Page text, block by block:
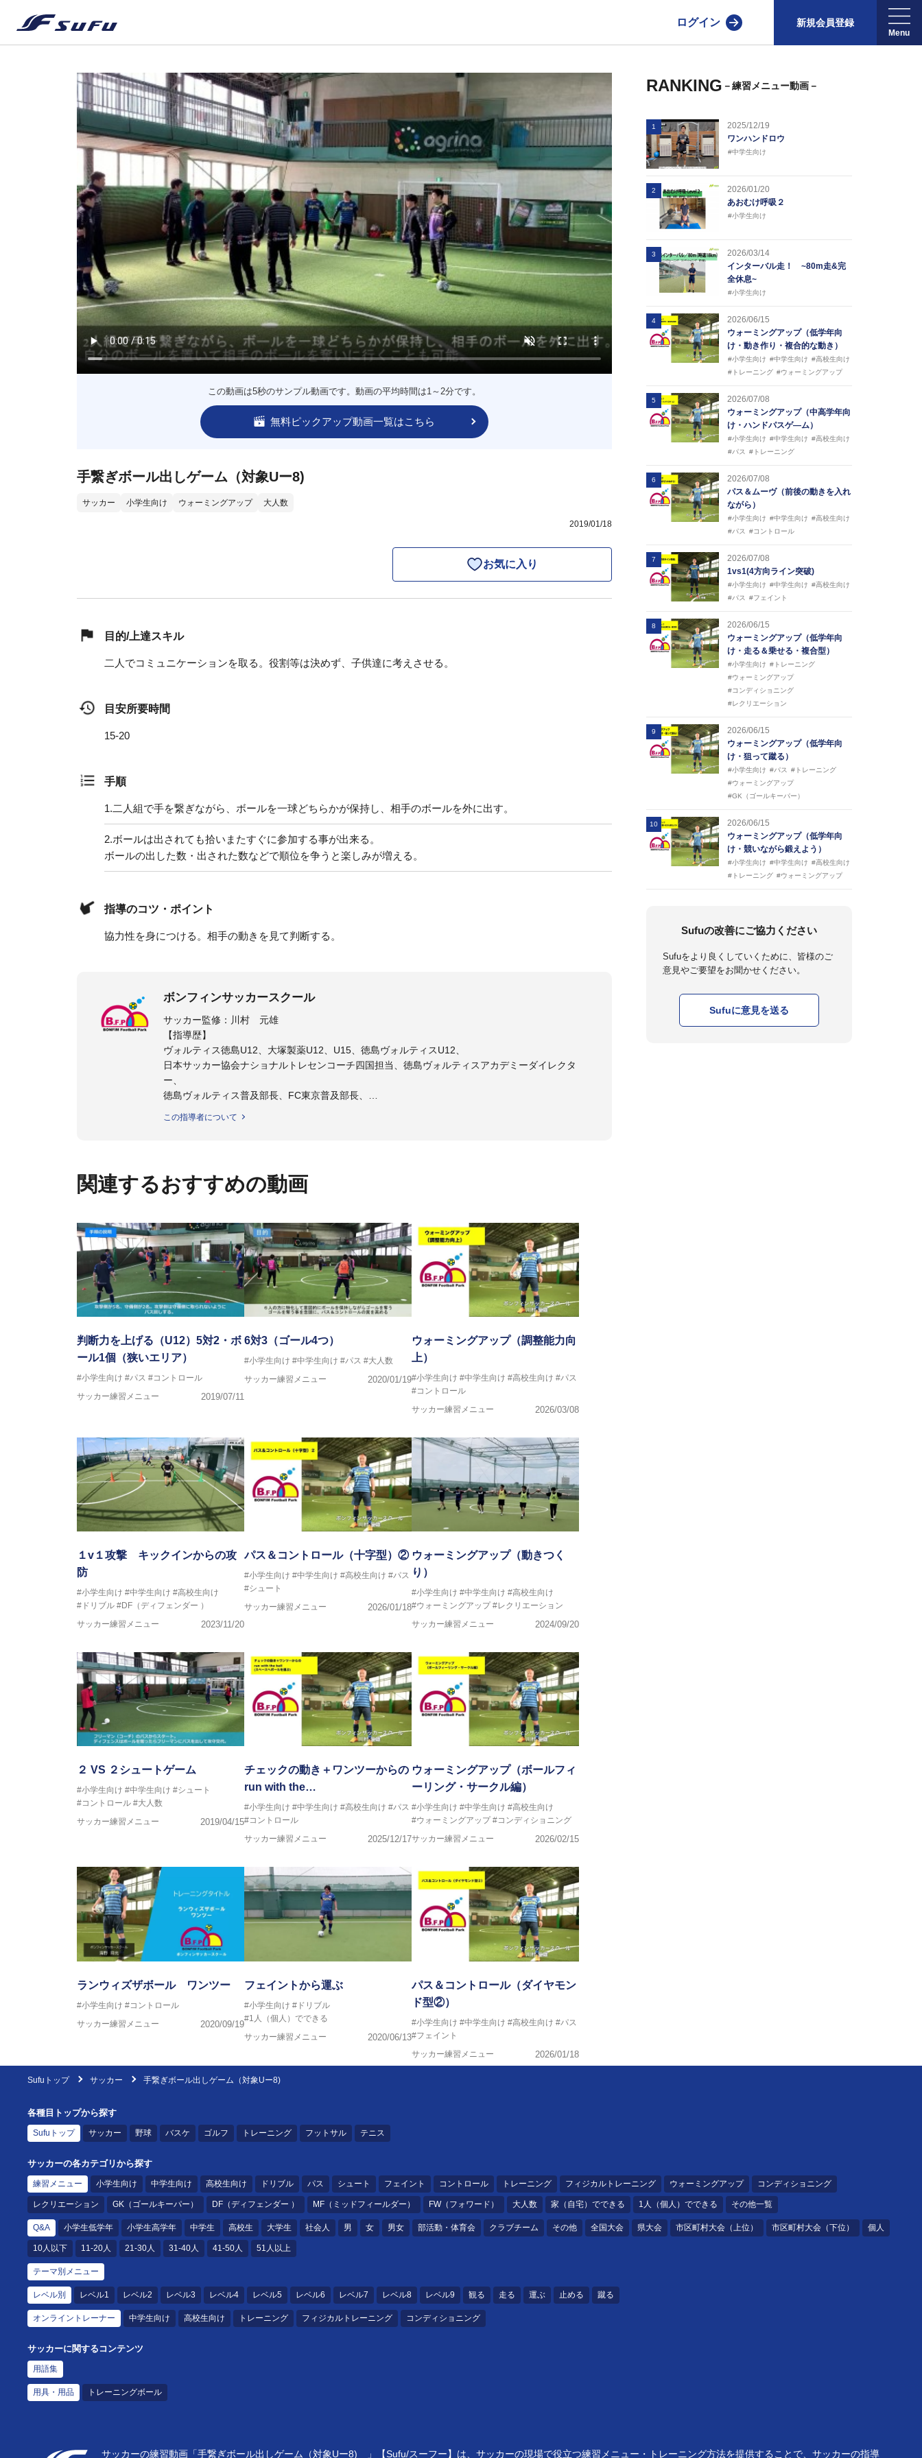
ログイン 新規会員登録
この動画は5秒のサンプル動画です。動画の平均時間は1～2分です。
無料ピックアップ動画一覧はこちら
手繋ぎボール出しゲーム（対象Uー8)
サッカー 小学生向け ウォーミングアップ 大人数
2019/01/18
お気に入り
目的/上達スキル
二人でコミュニケーションを取る。役割等は決めず、子供達に考えさせる。
目安所要時間
15-20
手順
1.二人組で手を繋ぎながら、ボールを一球どちらかが保持し、相手のボールを外に出す。
2.ボールは出されても拾いまたすぐに参加する事が出来る。
ボールの出した数・出された数などで順位を争うと楽しみが増える。
指導のコツ・ポイント
協力性を身につける。相手の動きを見て判断する。
ボンフィンサッカースクール
サッカー監修：川村 元雄
【指導歴】
ヴォルティス徳島U12、大塚製薬U12、U15、徳島ヴォルティスU12、
日本サッカー協会ナショナルトレセンコーチ四国担当、徳島ヴォルティスアカデミーダイレクタ
ー、
徳島ヴォルティス普及部長、FC東京普及部長、
フットサル監修：小西 鉄平
日本サッカー協会フットサルインストラクター、AFC（アジアサッカー連盟）フットサルインスト
ラクター
【資格】
JFA公認A級コーチジェネラルライセンス・JFA公認フットサルB級コーチライセンス
横山 哲久
ASV ペスカドーラ町田 監督、FC VIGORE 監督
【資格】
日本サッカー協会公認B級ライセンス・日本サッカー協会公認フットサルB級ライセンス
※全コーチボンフィンサッカースクール所属
この指導者について
関連するおすすめの動画
判断力を上げる（U12）5対2・ボ
ール1個（狭いエリア）
#小学生向け #パス #コントロール
サッカー練習メニュー
2019/07/11
6対3（ゴール4つ）
#小学生向け #中学生向け #パス #大人数
サッカー練習メニュー
2020/01/19
ウォーミングアップ（調整能力向
上）
#小学生向け #中学生向け #高校生向け #パス
#コントロール
サッカー練習メニュー
2026/03/08
１v１攻撃 キックインからの攻
防
#小学生向け #中学生向け #高校生向け
#ドリブル #DF（ディフェンダー ）
サッカー練習メニュー
2023/11/20
パス＆コントロール（十字型）②
#小学生向け #中学生向け #高校生向け #パス
#シュート
サッカー練習メニュー
2026/01/18
ウォーミングアップ（動きつく
り）
#小学生向け #中学生向け #高校生向け
#ウォーミングアップ #レクリエーション
サッカー練習メニュー
2024/09/20
２ VS ２シュートゲーム
#小学生向け #中学生向け #シュート
#コントロール #大人数
サッカー練習メニュー
2019/04/15
チェックの動き＋ワンツーからの
run with the…
#小学生向け #中学生向け #高校生向け #パス
#コントロール
サッカー練習メニュー
2025/12/17
ウォーミングアップ（ボールフィ
ーリング・サークル編）
#小学生向け #中学生向け #高校生向け
#ウォーミングアップ #コンディショニング
サッカー練習メニュー
2026/02/15
ランウィズザボール ワンツー
#小学生向け #コントロール
サッカー練習メニュー
2020/09/19
フェイントから運ぶ
#小学生向け #ドリブル
#1人（個人）でできる
サッカー練習メニュー
2020/06/13
パス＆コントロール（ダイヤモン
ド型②）
#小学生向け #中学生向け #高校生向け #パス
#フェイント
サッカー練習メニュー
2026/01/18
RANKING －練習メニュー動画－
1
2025/12/19
ワンハンドロウ
#中学生向け
2
2026/01/20
あおむけ呼吸２
#小学生向け
3
2026/03/14
インターバル走！ ~80m走&完
全休息~
#小学生向け
4
2026/06/15
ウォーミングアップ（低学年向
け・動き作り・複合的な動き）
#小学生向け #中学生向け #高校生向け
#トレーニング #ウォーミングアップ
5
2026/07/08
ウォーミングアップ（中高学年向
け・ハンドパスゲ―ム）
#小学生向け #中学生向け #高校生向け
#パス
#トレーニング
6
2026/07/08
パス＆ムーヴ（前後の動きを入れ
ながら）
#小学生向け #中学生向け #高校生向け
#パス
#コントロール
7
2026/07/08
1vs1(4方向ライン突破)
#小学生向け #中学生向け #高校生向け
#パス
#フェイント
8
2026/06/15
ウォーミングアップ（低学年向
け・走る＆乗せる・複合型）
#小学生向け #トレーニング
#ウォーミングアップ
#コンディショニング
#レクリエーション
9
2026/06/15
ウォーミングアップ（低学年向
け・狙って蹴る）
#小学生向け #パス
#トレーニング
#ウォーミングアップ
#GK（ゴールキーパー）
10
2026/06/15
ウォーミングアップ（低学年向
け・競いながら鍛えよう）
#小学生向け #中学生向け #高校生向け
#トレーニング #ウォーミングアップ
Sufuの改善にご協力ください
Sufuをより良くしていくために、皆様のご
意見やご要望をお聞かせください。
Sufuに意見を送る
Sufuトップ サッカー 手繋ぎボール出しゲーム（対象Uー8)
各種目トップから探す
Sufuトップ サッカー 野球 バスケ ゴルフ トレーニング フットサル テニス
サッカーの各カテゴリから探す
練習メニュー 小学生向け 中学生向け 高校生向け ドリブル パス シュート フェイント コントロール トレーニング フィジカルトレーニング ウォーミングアップ コンディショニング
レクリエーション GK（ゴールキーパー） DF（ディフェンダー ） MF（ミッドフィールダー） FW（フォワード） 大人数 家（自宅）でできる 1人（個人）でできる その他一覧
Q&A 小学生低学年 小学生高学年 中学生 高校生 大学生 社会人 男 女 男女 部活動・体育会 クラブチーム その他 全国大会 県大会 市区町村大会（上位） 市区町村大会（下位） 個人
10人以下 11-20人 21-30人 31-40人 41-50人 51人以上
テーマ別メニュー
レベル別 レベル1 レベル2 レベル3 レベル4 レベル5 レベル6 レベル7 レベル8 レベル9 観る 走る 運ぶ 止める 蹴る
オンライントレーナー 中学生向け 高校生向け トレーニング フィジカルトレーニング コンディショニング
サッカーに関するコンテンツ
用語集
用具・用品 トレーニングボール
サッカーの練習動画「手繋ぎボール出しゲーム（対象Uー8) 」【Sufu/スーフー】は、サッカーの現場で役立つ練習メニュー・トレーニング方法を提供することで、サッカーの指導